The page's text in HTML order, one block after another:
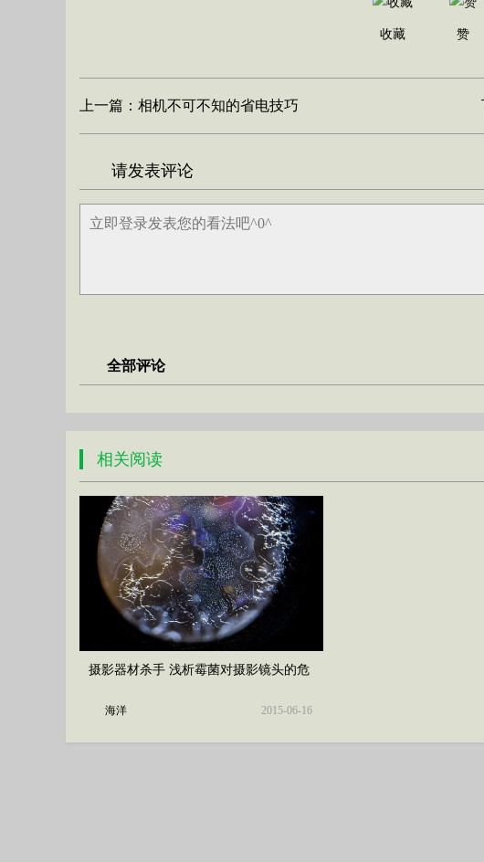
收藏 赞
上一篇： 相机不可不知的省电技巧
请发表评论
全部评论
相关阅读
摄影器材杀手 浅析霉菌对摄影镜头的危
海洋 2015-06-16